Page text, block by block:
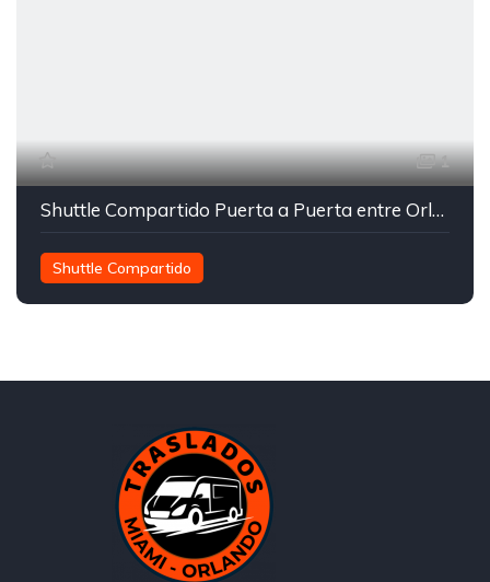
1
Shuttle Compartido Puerta a Puerta entre Orlando y Miami
Shuttle Compartido